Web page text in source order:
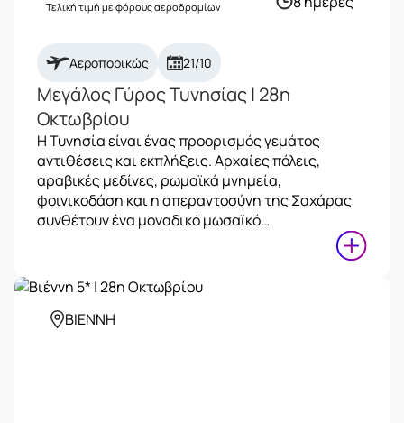
Τελική τιμή με φόρους αεροδρομίων
Αεροπορικώς 21/10
Μεγάλος Γύρος Τυνησίας | 28η
Οκτωβρίου
Η Τυνησία είναι ένας προορισμός γεμάτος
αντιθέσεις και εκπλήξεις. Αρχαίες πόλεις,
αραβικές μεδίνες, ρωμαϊκά μνημεία,
φοινικοδάση και η απεραντοσύνη της Σαχάρας
συνθέτουν ένα μοναδικό μωσαϊκό…
ΒΙΕΝΝΗ